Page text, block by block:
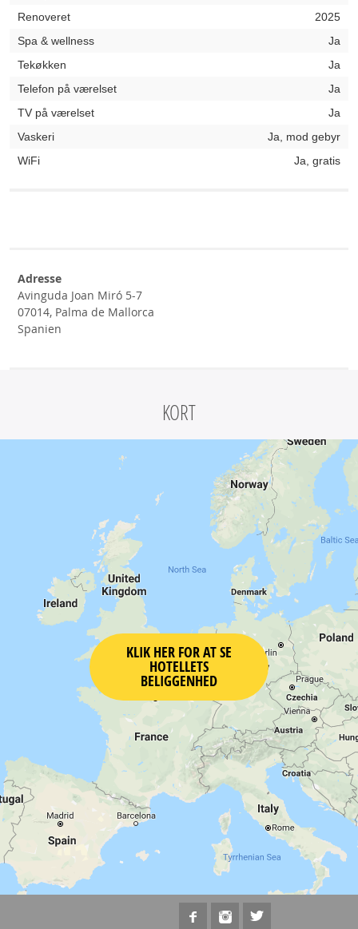
Renoveret
2025
Spa & wellness
Ja
Tekøkken
Ja
Telefon på værelset
Ja
TV på værelset
Ja
Vaskeri
Ja, mod gebyr
WiFi
Ja, gratis
Adresse
Avinguda Joan Miró 5-7
07014, Palma de Mallorca
Spanien
KORT
KLIK HER FOR AT SE
HOTELLETS
BELIGGENHED